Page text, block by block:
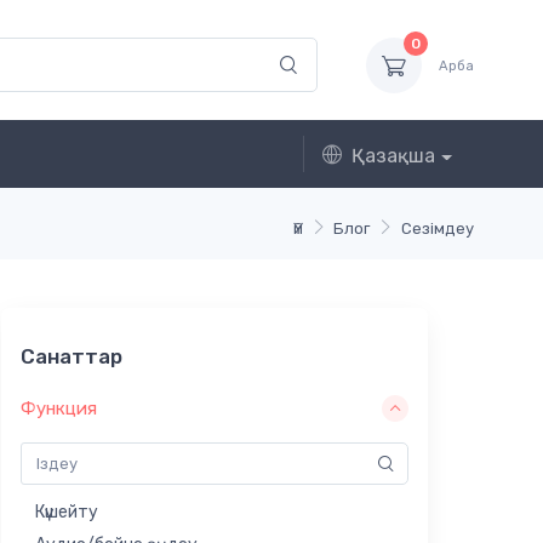
0
Арба
Қазақша
Үй Блог Сезімдеу
Санаттар
Функция
Күшейту